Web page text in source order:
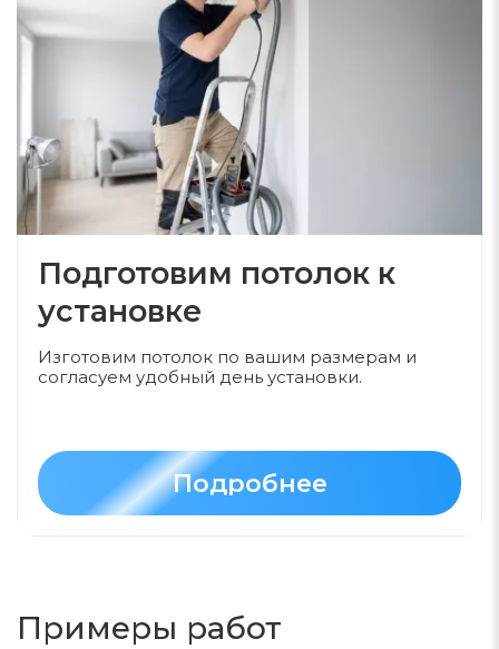
Подготовим потолок к
установке
Изготовим потолок по вашим размерам и
согласуем удобный день установки.
Подробнее
Примеры работ